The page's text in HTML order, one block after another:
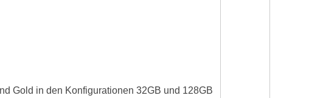
Gold in den Konfigurationen 32GB und 128GB